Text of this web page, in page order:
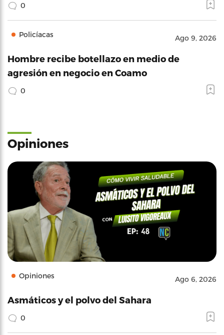
0
Policíacas Ago 9, 2026
Hombre recibe botellazo en medio de
agresión en negocio en Coamo
0
Opiniones
Opiniones Ago 6, 2026
Asmáticos y el polvo del Sahara
0